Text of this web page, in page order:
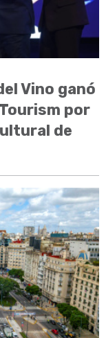
Vino ganó
por
de